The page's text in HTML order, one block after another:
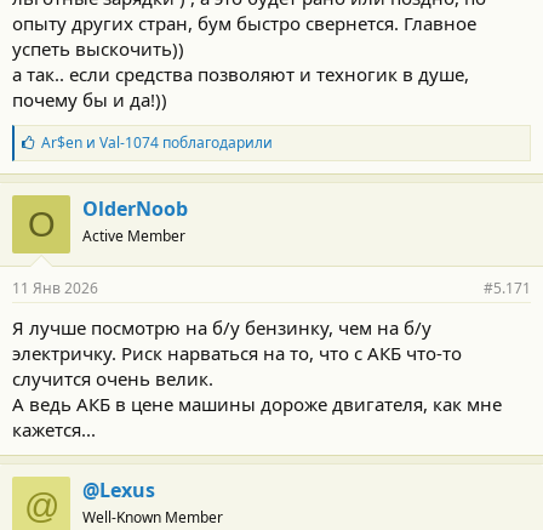
опыту других стран, бум быстро свернется. Главное
успеть выскочить))
а так.. если средства позволяют и техногик в душе,
почему бы и да!))
Б
л
а
г
о
д
а
н
с
т
и
Ar$enи Val-1074поблагодарили
O OlderNoob
Active Member
11 Янв 2026 #5.171
Я лучше посмотрю на б/у бензинку, чем на б/у
электричку. Риск нарваться на то, что с АКБ что-то
случится очень велик.
А ведь АКБ в цене машины дороже двигателя, как мне
кажется...
@ @Lexus
Well-Known Member